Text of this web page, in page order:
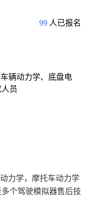
99 人已报名
辆动力学、底盘电
员
力学，摩托车动力学
个驾驶模拟器售后技